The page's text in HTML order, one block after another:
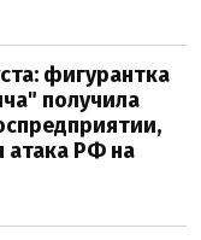
фигурантка
получила
атака РФ на